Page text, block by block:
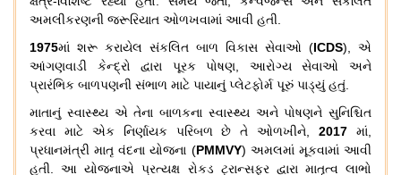
અમલીકરણની જરૂરિયાત ઓળખવામાં આવી હતી.
1975માં શરૂ કરાયેલ સંકલિત બાળ વિકાસ સેવાઓ (ICDS), એ
આંગણવાડી
કેન્દ્રો દ્વારા પૂરક પોષણ, આરોગ્ય સેવાઓ
અને
પ્રારંભિક બાળપણની સંભાળ માટે પાયાનું પ્લેટફોર્મ પૂરું પાડ્યું હતું.
માતાનું સ્વાસ્થ્ય એ તેના બાળકના સ્વાસ્થ્ય અને પોષણને સુનિશ્ચિત
કરવા
માટે એક નિર્ણાયક પરિબળ છે તે ઓળખીને,2017 માં,
પ્રધાનમંત્રી માતૃ વંદના યોજના (PMMVY) અમલમાં મૂકવામાં આવી
હતી.આ યોજનાએ પ્રત્યક્ષ રોકડ ટ્રાન્સફર દ્વારા માતૃત્વ લાભો